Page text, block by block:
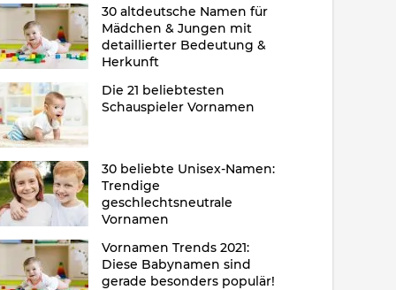
30 altdeutsche Namen für
Mädchen & Jungen mit
detaillierter Bedeutung &
Herkunft
Die 21 beliebtesten
Schauspieler Vornamen
30 beliebte Unisex-Namen:
Trendige
geschlechtsneutrale
Vornamen
Vornamen Trends 2021:
Diese Babynamen sind
gerade besonders populär!